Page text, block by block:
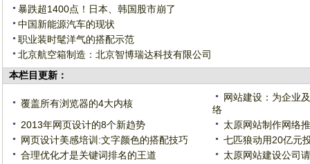
暴跌超1400点！日本、韩国股市崩了
中国新能源汽车的现状
职业装时髦洋气的搭配示范
北京航空箱制造：北京智博瑞达科技有限公司
本栏目更新：
覆盖所有浏览器的4大内核
网站建设：为企业
络
2013年网页设计的8个新趋势
太原网站制作网络
网页设计美感培训:文字颜色的搭配技巧
七匹狼动用20亿元
合理优化才是关键词排名的王道
太原网站建设公司